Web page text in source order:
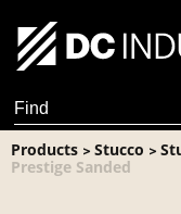
Search
for:
Products > Stucco >
Prestige Sanded